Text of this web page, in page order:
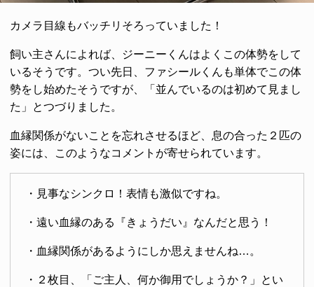
カメラ目線もバッチリそろっていました！
飼い主さんによれば、ジーニーくんはよくこの体勢をして
いるそうです。つい先日、ファシールくんも単体でこの体
勢をし始めたそうですが、「並んでいるのは初めて見まし
た」とつづりました。
血縁関係がないことを忘れさせるほど、息の合った２匹の
姿には、このようなコメントが寄せられています。
・見事なシンクロ！表情も激似ですね。
・遠い血縁のある『きょうだい』なんだと思う！
・血縁関係があるようにしか思えませんね…。
・２枚目、「ご主人、何か御用でしょうか？」とい